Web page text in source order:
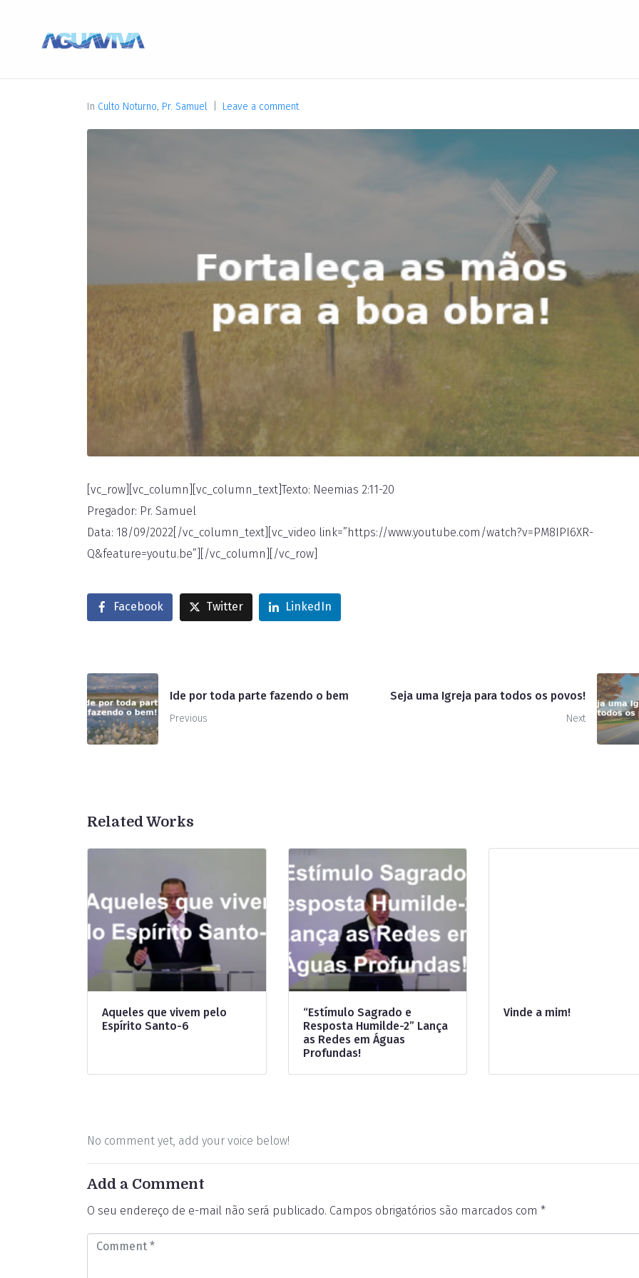
In Culto Noturno, Pr. Samuel Leave a comment
[vc_row][vc_column][vc_column_text]Texto: Neemias 2:11-20
Pregador: Pr. Samuel
Data: 18/09/2022[/vc_column_text][vc_video link=”https://www.youtube.com/watch?v=PM8IPI6XR-
Q&feature=youtu.be”][/vc_column][/vc_row]
Facebook Twitter LinkedIn
Ide por toda parte fazendo o bem
Previous
Seja uma Igreja para todos os povos!
Next
Related Works
Aqueles que vivem pelo
Espírito Santo-6
“Estímulo Sagrado e
Resposta Humilde-2” Lança
as Redes em Águas
Profundas!
Vinde a mim!
No comment yet, add your voice below!
Add a Comment
O seu endereço de e-mail não será publicado. Campos obrigatórios são marcados com *